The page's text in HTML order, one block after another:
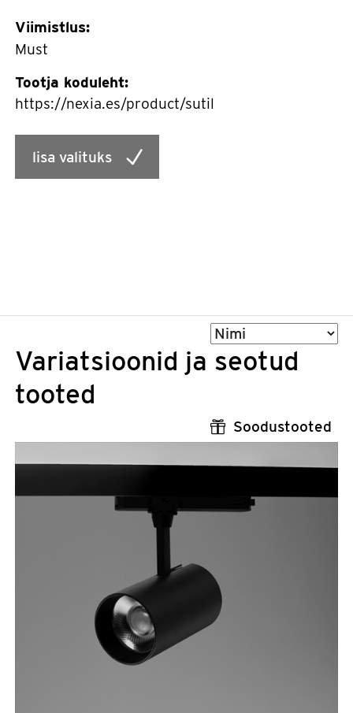
Viimistlus:
Must
Tootja koduleht:
https://nexia.es/product/sutil
lisa valituks
Sorteeri
Variatsioonid ja seotud
tooted
Soodustooted